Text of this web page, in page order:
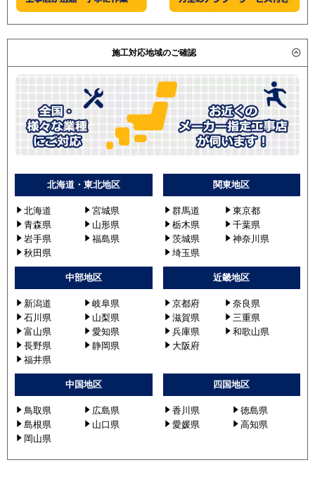
施工対応地域のご確認
北海道・東北地区
北海道
宮城県
青森県
山形県
岩手県
福島県
秋田県
関東地区
群馬道
東京都
栃木県
千葉県
茨城県
神奈川県
埼玉県
中部地区
新潟道
岐阜県
石川県
山梨県
富山県
愛知県
長野県
静岡県
福井県
近畿地区
京都府
奈良県
滋賀県
三重県
兵庫県
和歌山県
大阪府
中国地区
鳥取県
広島県
島根県
山口県
岡山県
四国地区
香川県
徳島県
愛媛県
高知県